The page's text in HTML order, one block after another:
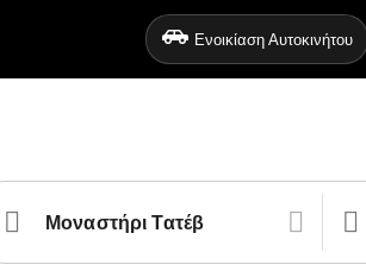
Ενοικίαση Αυτοκινήτου